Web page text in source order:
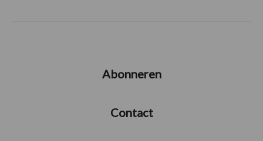
Abonneren
Contact